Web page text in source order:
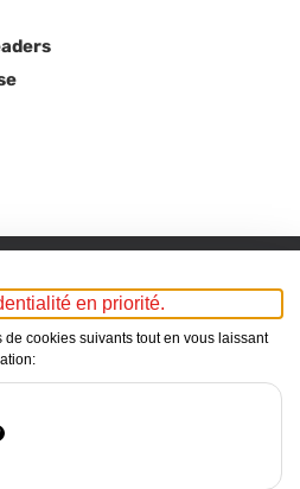
Post
rejoint le Conseil
Explorers in finance
SA
en priorité.
de cookies suivants tout en vous laissant